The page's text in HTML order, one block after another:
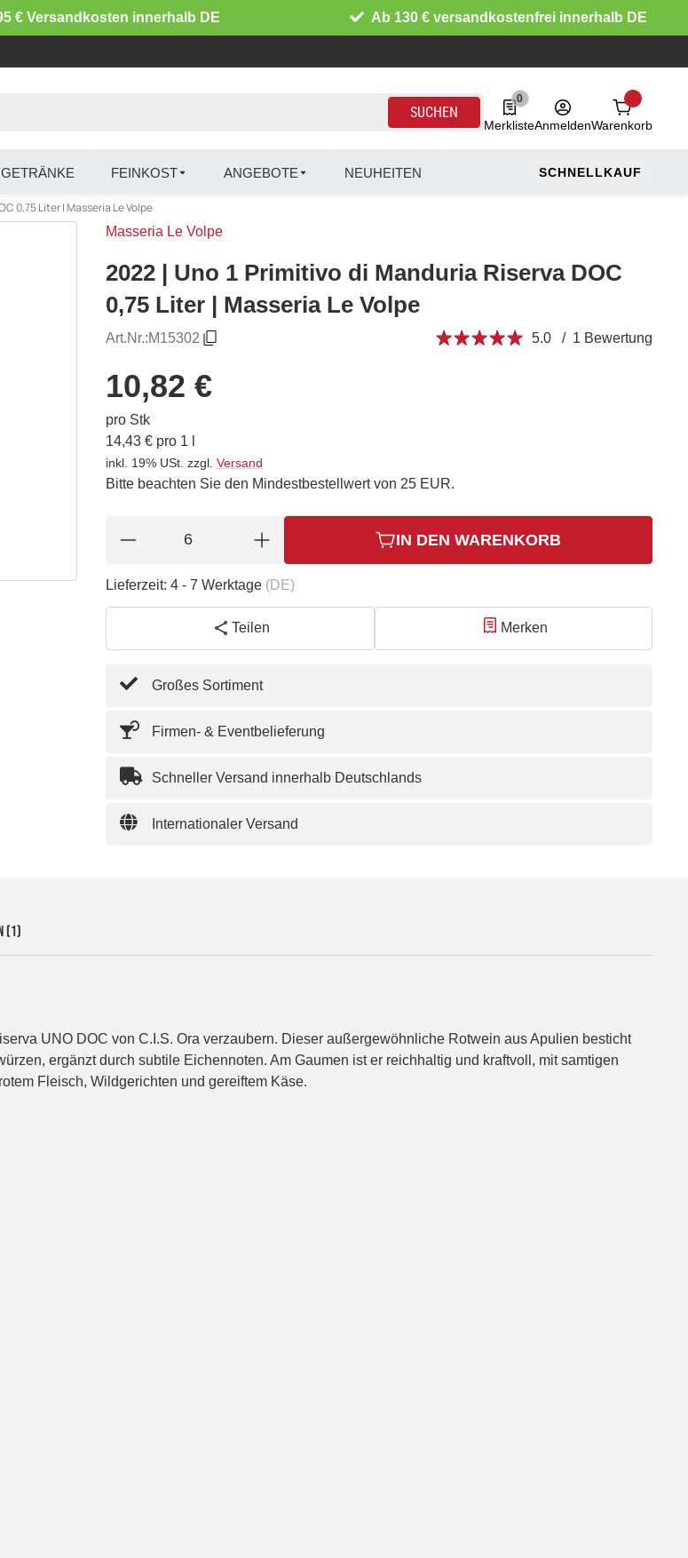
€ Versandkosten innerhalb DE Ab 130 € versandkostenfrei innerhalb DE
SUCHEN
0
0 Produkte in der Liste
MerklisteAnmeldenWarenkorb
FEINKOST ANGEBOTE NEUHEITEN SCHNELLKAUF
0,75 Liter | Masseria Le Volpe
Masseria Le Volpe
2022 | Uno 1 Primitivo di Manduria Riserva DOC
0,75 Liter | Masseria Le Volpe
Art.Nr.:M15302 5.0 / 1 Bewertung
10,82 €
pro Stk
14,43 € pro 1 l
inkl. 19% USt. zzgl. Versand
Bitte beachten Sie den Mindestbestellwert von 25 EUR.
IN DEN WARENKORB
Lieferzeit: 4 - 7 Werktage (DE)
Teilen Merken
Großes Sortiment
Firmen- & Eventbelieferung
Schneller Versand innerhalb Deutschlands
Internationaler Versand
(1)
UNO DOC von C.I.S. Ora verzaubern. Dieser außergewöhnliche Rotwein aus Apulien besticht
ergänzt durch subtile Eichennoten. Am Gaumen ist er reichhaltig und kraftvoll, mit samtigen
Fleisch, Wildgerichten und gereiftem Käse.